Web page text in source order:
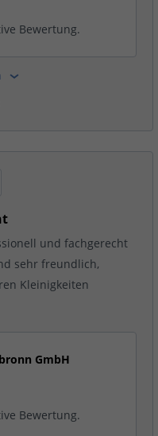
Bewertung.
und fachgerecht
sehr freundlich,
Kleinigkeiten
GmbH
Bewertung.